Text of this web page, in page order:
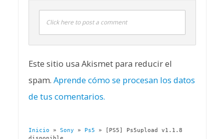
Click here to post a comment
Este sitio usa Akismet para reducir el
spam. Aprende cómo se procesan los datos
de tus comentarios.
Inicio » Sony » Ps5 » [PS5] Ps5upload v1.1.8